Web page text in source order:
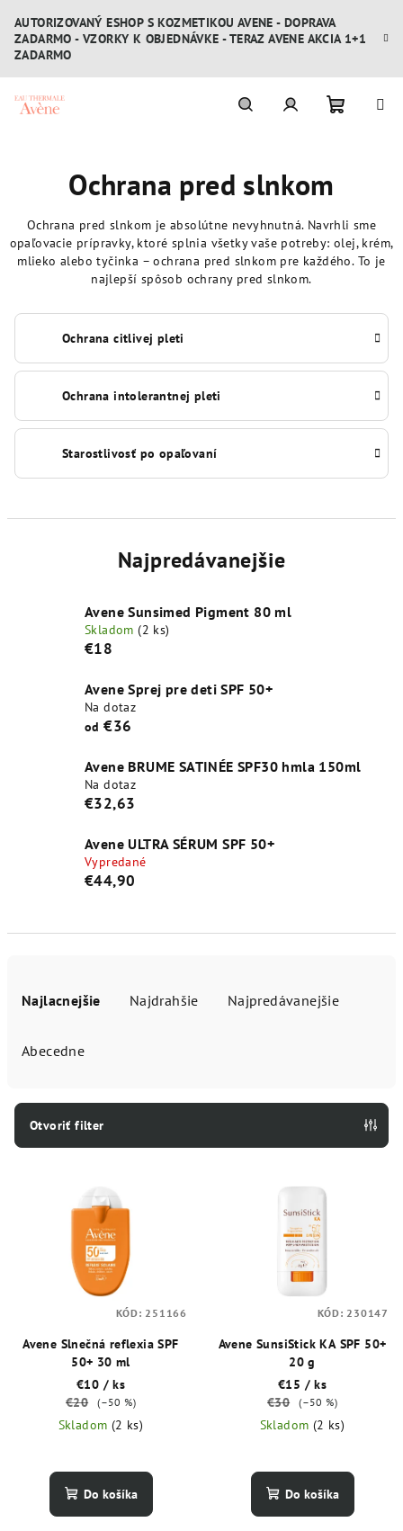
obsah
AUTORIZOVANÝ ESHOP S KOZMETIKOU AVENE - DOPRAVA
ZADARMO - VZORKY K OBJEDNÁVKE - TERAZ AVENE AKCIA 1+1
ZADARMO
Ochrana pred slnkom
Ochrana pred slnkom je absolútne nevyhnutná. Navrhli sme
opaľovacie prípravky, ktoré splnia všetky vaše potreby: olej, krém,
mlieko alebo tyčinka – ochrana pred slnkom pre každého. To je
najlepší spôsob ochrany pred slnkom.
Ochrana citlivej pleti
Ochrana intolerantnej pleti
Starostlivosť po opaľovaní
Najpredávanejšie
Avene Sunsimed Pigment 80 ml
Skladom(2 ks)
€18
Avene Sprej pre deti SPF 50+
Na dotaz
od €36
Avene BRUME SATINÉE SPF30 hmla 150ml
Na dotaz
€32,63
Avene ULTRA SÉRUM SPF 50+
Vypredané
€44,90
p
Najlacnejšie Najdrahšie Najpredávanejšie
Abecedne
Otvoriť filter
Avene Slnečná reflexia SPF
50+ 30 ml
€10 / ks
€20
(–50 %)
Skladom (2 ks)
Do košíka
KÓD: 251166
Avene SunsiStick KA SPF 50+
20 g
€15 / ks
€30
(–50 %)
Skladom (2 ks)
Do košíka
KÓD: 230147